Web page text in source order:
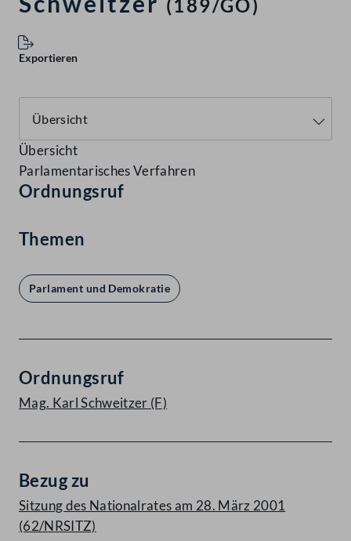
(189/GO)
Exportieren
Übersicht
Parlamentarisches Verfahren
Ordnungsruf
Themen
Parlament und Demokratie
Ordnungsruf
Mag. Karl Schweitzer (F)
Bezug zu
Sitzung des Nationalrates am 28. März 2001
(62/NRSITZ)